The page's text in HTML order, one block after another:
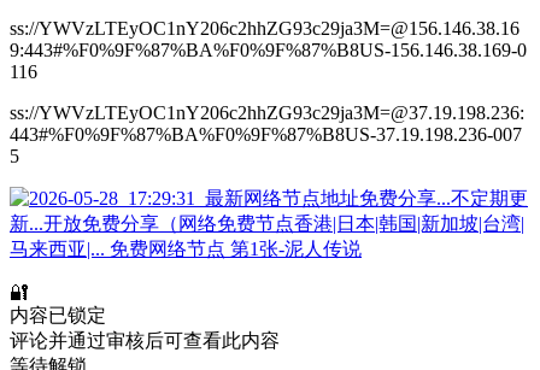
ss://YWVzLTEyOC1nY206c2hhZG93c29ja3M=@156.146.38.16
9:443#%F0%9F%87%BA%F0%9F%87%B8US-156.146.38.169-0
116
ss://YWVzLTEyOC1nY206c2hhZG93c29ja3M=@37.19.198.236:
443#%F0%9F%87%BA%F0%9F%87%B8US-37.19.198.236-007
5
🔐
内容已锁定
评论并通过审核后可查看此内容